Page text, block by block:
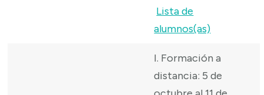
Lista de
alumnos(as)
I. Formación a
distancia: 5 de